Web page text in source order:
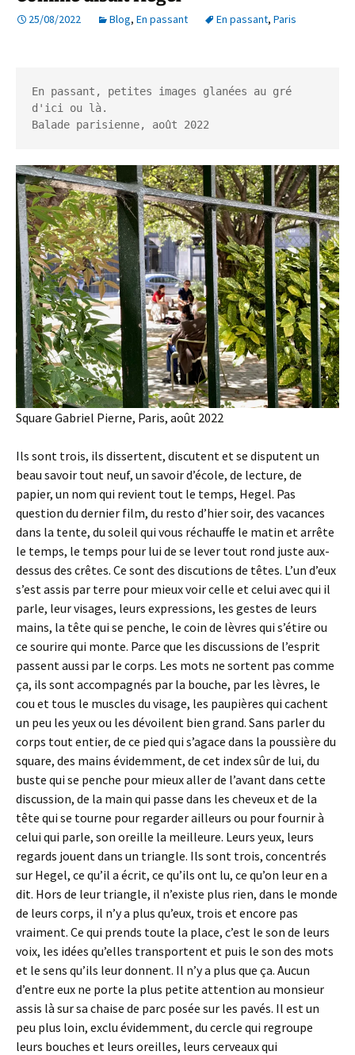
25/08/2022 Blog, En passant En passant, Paris
En passant, petites images glanées au gré
d'ici ou là.
Balade parisienne, août 2022
Square Gabriel Pierne, Paris, août 2022
Ils sont trois, ils dissertent, discutent et se disputent un
beau savoir tout neuf, un savoir d’école, de lecture, de
papier, un nom qui revient tout le temps, Hegel. Pas
question du dernier film, du resto d’hier soir, des vacances
dans la tente, du soleil qui vous réchauffe le matin et arrête
le temps, le temps pour lui de se lever tout rond juste aux-
dessus des crêtes. Ce sont des discutions de têtes. L’un d’eux
s’est assis par terre pour mieux voir celle et celui avec qui il
parle, leur visages, leurs expressions, les gestes de leurs
mains, la tête qui se penche, le coin de lèvres qui s’étire ou
ce sourire qui monte. Parce que les discussions de l’esprit
passent aussi par le corps. Les mots ne sortent pas comme
ça, ils sont accompagnés par la bouche, par les lèvres, le
cou et tous le muscles du visage, les paupières qui cachent
un peu les yeux ou les dévoilent bien grand. Sans parler du
corps tout entier, de ce pied qui s’agace dans la poussière du
square, des mains évidemment, de cet index sûr de lui, du
buste qui se penche pour mieux aller de l’avant dans cette
discussion, de la main qui passe dans les cheveux et de la
tête qui se tourne pour regarder ailleurs ou pour fournir à
celui qui parle, son oreille la meilleure. Leurs yeux, leurs
regards jouent dans un triangle. Ils sont trois, concentrés
sur Hegel, ce qu’il a écrit, ce qu’ils ont lu, ce qu’on leur en a
dit. Hors de leur triangle, il n’existe plus rien, dans le monde
de leurs corps, il n’y a plus qu’eux, trois et encore pas
vraiment. Ce qui prends toute la place, c’est le son de leurs
voix, les idées qu’elles transportent et puis le son des mots
et le sens qu’ils leur donnent. Il n’y a plus que ça. Aucun
d’entre eux ne porte la plus petite attention au monsieur
assis là sur sa chaise de parc posée sur les pavés. Il est un
peu plus loin, exclu évidemment, du cercle qui regroupe
leurs bouches et leurs oreilles, leurs cerveaux qui